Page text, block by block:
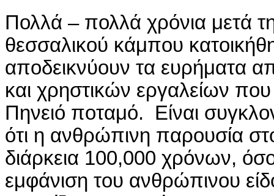
Πολλά – πολλά χρόνια μετά
θεσσαλικού κάμπου
αποδεικνύουν τα ευρήματα
και χρηστικών εργαλείων
Πηνειό ποταμό. Είναι
ότι η ανθρώπινη παρουσία
διάρκεια 100,000 χρόνων,
εμφάνιση του ανθρώπινου